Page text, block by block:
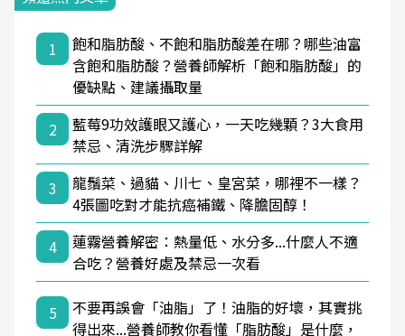
1
飽和脂肪酸、不飽和脂肪酸差在哪？哪些油富
含飽和脂肪酸？營養師解析「飽和脂肪酸」的
優缺點、建議攝取量
2
藍莓9功效護眼又護心，一天吃幾顆？3大食用
禁忌、清洗步驟詳解
3
龍鬚菜、過貓、川七、皇宮菜，哪裡不一樣？
4張圖吃對才能抗癌補鐵、降膽固醇！
4
蓮霧營養解密：熱量低、水分多...什麼人不適
合吃？營養好處及禁忌一次看
5
不要再誤會「油脂」了！油脂的好壞，其實挑
得出來...營養師教你看懂「脂肪酸」是什麼，